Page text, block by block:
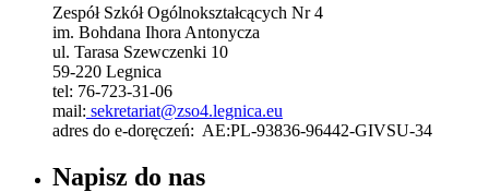
Zespół Szkół Ogólnokształcących Nr 4
im. Bohdana Ihora Antonycza
ul. Tarasa Szewczenki 10
59-220 Legnica
tel: 76-723-31-06
mail: sekretariat@zso4.legnica.eu
adres do e-doręczeń: AE:PL-93836-96442-GIVSU-34
Napisz do nas